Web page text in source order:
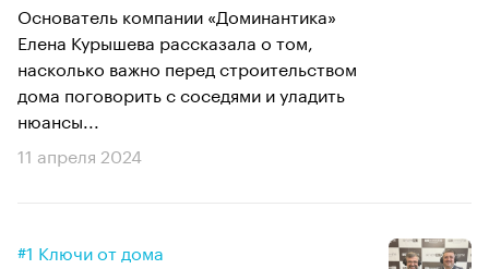
Основатель компании «Доминантика»
Елена Курышева рассказала о том,
насколько важно перед строительством
дома поговорить с соседями и уладить
нюансы...
11 апреля 2024
#1 Ключи от дома